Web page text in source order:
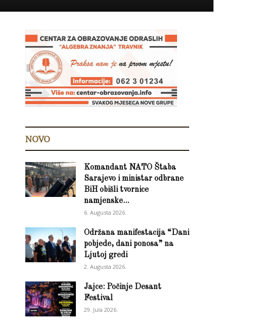
NOVO
Komandant NATO Štaba
Sarajevo i ministar odbrane
BiH obišli tvornice
namjenske...
6. Augusta 2026.
Održana manifestacija “Dani
pobjede, dani ponosa” na
Ljutoj gredi
2. Augusta 2026.
Jajce: Počinje Desant
Festival
29. Jula 2026.